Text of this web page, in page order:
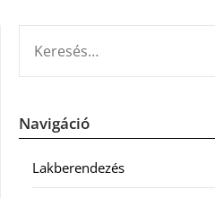
Navigáció
Lakberendezés